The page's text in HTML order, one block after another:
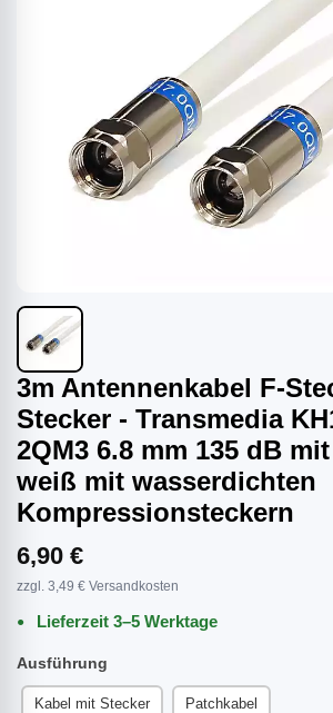
3m Antennenkabel F-
Stecker - Transmedia
2QM3 6.8 mm 135 dB
weiß mit wasserdichten
Kompressionsteckern
6,90 €
zzgl. 3,49 € Versandkosten
Lieferzeit 3–5 Werktage
Ausführung
Kabel mit Stecker Patchkabel